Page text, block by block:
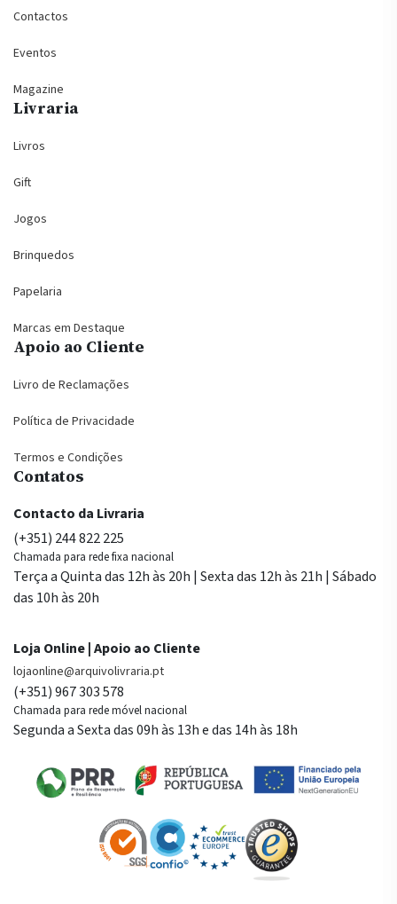
Contactos
Eventos
Magazine
Livraria
Livros
Gift
Jogos
Brinquedos
Papelaria
Marcas em Destaque
Apoio ao Cliente
Livro de Reclamações
Política de Privacidade
Termos e Condições
Contatos
Contacto da Livraria
(+351) 244 822 225
Chamada para rede fixa nacional
Terça a Quinta das 12h às 20h | Sexta das 12h às 21h | Sábado
das 10h às 20h
Loja Online | Apoio ao Cliente
lojaonline@arquivolivraria.pt
(+351) 967 303 578
Chamada para rede móvel nacional
Segunda a Sexta das 09h às 13h e das 14h às 18h